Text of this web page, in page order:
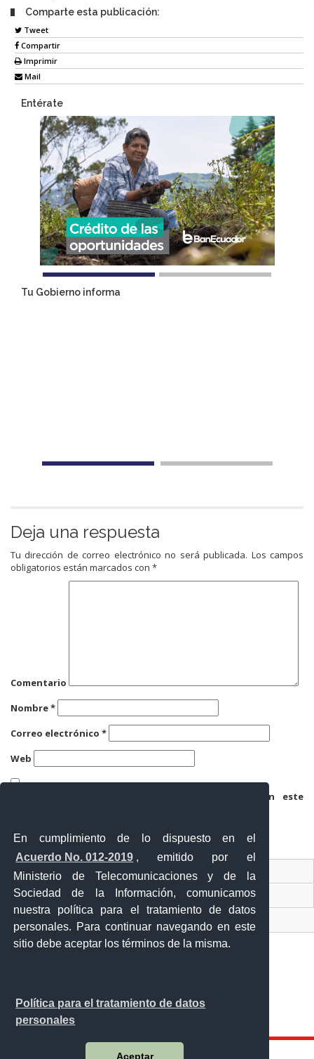
En cumplimiento de lo dispuesto en el
Acuerdo No. 012-2019 , emitido por el
Ministerio de Telecomunicaciones y de la
Sociedad de la Información, comunicamos
nuestra política para el tratamiento de datos
personales. Para continuar navegando en este
sitio debe aceptar los términos de la misma.
Política para el tratamiento de datos
personales
Aceptar
Comparte esta publicación:
Tweet
Compartir
Imprimir
Mail
Entérate
Tu Gobierno informa
Deja una respuesta
Tu dirección de correo electrónico no será publicada. Los campos
obligatorios están marcados con *
Comentario
Nombre*
Correo electrónico *
Web
Guarda mi nombre, correo electrónico y web en este
Contacto Ciudadano
Ventanilla Única de Comercio Exterior
Sistema Nacional de Información (SNI)
Calle 12 de febrero y Vicente Rocafuerte
Orellana - Ecuador